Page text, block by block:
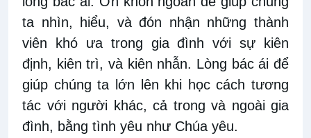
ta nhìn, hiểu, và đón nhận những thành
viên khó ưa trong gia đình với sự kiên
định, kiên trì, và kiên nhẫn. Lòng bác ái để
giúp chúng ta lớn lên khi học cách tương
tác với người khác, cả trong và ngoài gia
đình, bằng tình yêu như Chúa yêu.